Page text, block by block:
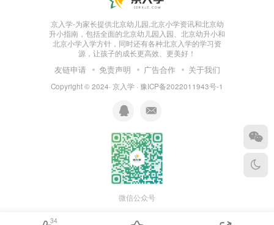
京入学-为家长提供北京幼儿园,北京小学资讯和北京幼
升小指南，包括全面的北京幼儿园入园、北京幼升小和
北京小学入学方针，同时还有各种北京入学的学习资
源，让孩子的成长更高效、更美好！
友链申请 免责声明 广告合作 关于我们
Copyright © 2024· 京入学 · 豫ICP备2022011943号-1
微信公众号
34